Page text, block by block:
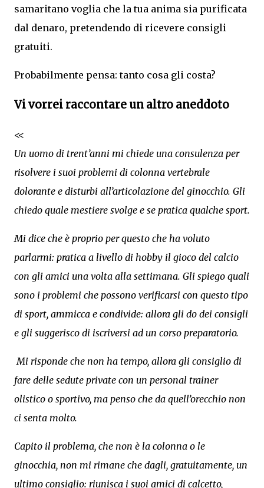
samaritano voglia che la tua anima sia purificata
dal denaro, pretendendo di ricevere consigli
gratuiti.
Probabilmente pensa: tanto cosa gli costa?
Vi vorrei raccontare un altro aneddoto
<<
Un uomo di trent’anni mi chiede una consulenza per
risolvere i suoi problemi di colonna vertebrale
dolorante e disturbi all’articolazione del ginocchio. Gli
chiedo quale mestiere svolge e se pratica qualche sport.
Mi dice che è proprio per questo che ha voluto
parlarmi: pratica a livello di hobby il gioco del calcio
con gli amici una volta alla settimana. Gli spiego quali
sono i problemi che possono verificarsi con questo tipo
di sport, ammicca e condivide: allora gli do dei consigli
e gli suggerisco di iscriversi ad un corso preparatorio.
Mi risponde che non ha tempo, allora gli consiglio di
fare delle sedute private con un personal trainer
olistico o sportivo, ma penso che da quell’orecchio non
ci senta molto.
Capito il problema, che non è la colonna o le
ginocchia, non mi rimane che dagli, gratuitamente, un
ultimo consiglio: riunisca i suoi amici di calcetto,